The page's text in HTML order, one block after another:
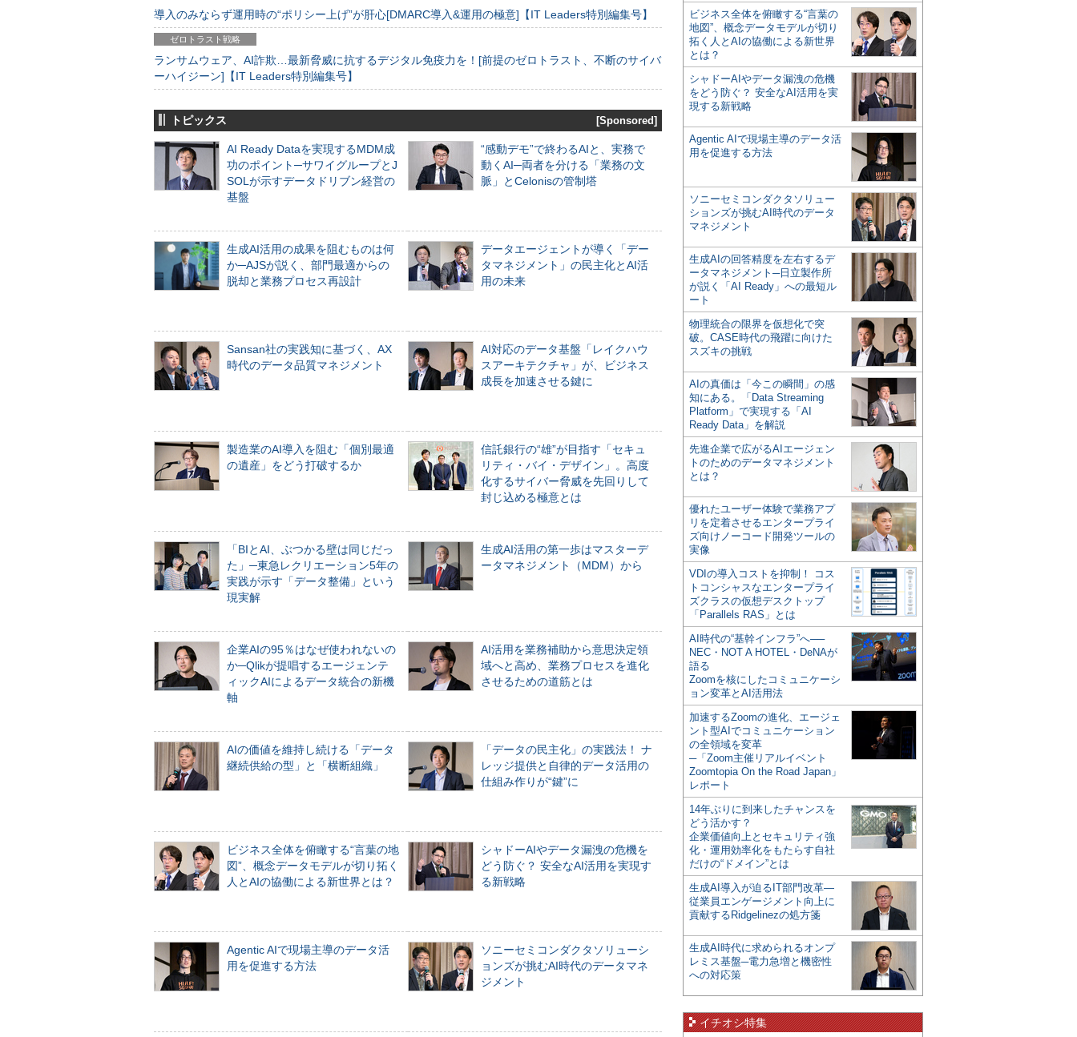
導入のみならず運用時の“ポリシー上げ”が肝心[DMARC導入&運用の極意]【IT Leaders特別編集号】
ゼロトラスト戦略
ランサムウェア、AI詐欺…最新脅威に抗するデジタル免疫力を！[前提のゼロトラスト、不断のサイバ
ーハイジーン]【IT Leaders特別編集号】
トピックス [Sponsored]
AI Ready Dataを実現するMDM成
功のポイント─サワイグループとJ
SOLが示すデータドリブン経営の
基盤
“感動デモ”で終わるAIと、実務で
動くAI─両者を分ける「業務の文
脈」とCelonisの管制塔
生成AI活用の成果を阻むものは何
か─AJSが説く、部門最適からの
脱却と業務プロセス再設計
データエージェントが導く「デー
タマネジメント」の民主化とAI活
用の未来
Sansan社の実践知に基づく、AX
時代のデータ品質マネジメント
AI対応のデータ基盤「レイクハウ
スアーキテクチャ」が、ビジネス
成長を加速させる鍵に
製造業のAI導入を阻む「個別最適
の遺産」をどう打破するか
信託銀行の“雄”が目指す「セキュ
リティ・バイ・デザイン」。高度
化するサイバー脅威を先回りして
封じ込める極意とは
「BIとAI、ぶつかる壁は同じだっ
た」─東急レクリエーション5年の
実践が示す「データ整備」という
現実解
生成AI活用の第一歩はマスターデ
ータマネジメント（MDM）から
企業AIの95％はなぜ使われないの
か─Qlikが提唱するエージェンテ
ィックAIによるデータ統合の新機
軸
AI活用を業務補助から意思決定領
域へと高め、業務プロセスを進化
させるための道筋とは
AIの価値を維持し続ける「データ
継続供給の型」と「横断組織」
「データの民主化」の実践法！ ナ
レッジ提供と自律的データ活用の
仕組み作りが“鍵”に
ビジネス全体を俯瞰する“言葉の地
図”、概念データモデルが切り拓く
人とAIの協働による新世界とは？
シャドーAIやデータ漏洩の危機を
どう防ぐ？ 安全なAI活用を実現す
る新戦略
Agentic AIで現場主導のデータ活
用を促進する方法
ソニーセミコンダクタソリューシ
ョンズが挑むAI時代のデータマネ
ジメント
ビジネス全体を俯瞰する“言葉の
地図”、概念データモデルが切り
拓く人とAIの協働による新世界
とは？
シャドーAIやデータ漏洩の危機
をどう防ぐ？ 安全なAI活用を実
現する新戦略
Agentic AIで現場主導のデータ活
用を促進する方法
ソニーセミコンダクタソリュー
ションズが挑むAI時代のデータ
マネジメント
生成AIの回答精度を左右するデ
ータマネジメント─日立製作所
が説く「AI Ready」への最短ル
ート
物理統合の限界を仮想化で突
破。CASE時代の飛躍に向けた
スズキの挑戦
AIの真価は「今この瞬間」の感
知にある。「Data Streaming
Platform」で実現する「AI
Ready Data」を解説
先進企業で広がるAIエージェン
トのためのデータマネジメント
とは？
優れたユーザー体験で業務アプ
リを定着させるエンタープライ
ズ向けノーコード開発ツールの
実像
VDIの導入コストを抑制！ コス
トコンシャスなエンタープライ
ズクラスの仮想デスクトップ
「Parallels RAS」とは
AI時代の“基幹インフラ”へ──
NEC・NOT A HOTEL・DeNAが
語る
Zoomを核にしたコミュニケーシ
ョン変革とAI活用法
加速するZoomの進化、エージェ
ント型AIでコミュニケーション
の全領域を変革
─「Zoom主催リアルイベント
Zoomtopia On the Road Japan」
レポート
14年ぶりに到来したチャンスを
どう活かす？
企業価値向上とセキュリティ強
化・運用効率化をもたらす自社
だけの“ドメイン”とは
生成AI導入が迫るIT部門改革―
従業員エンゲージメント向上に
貢献するRidgelinezの処方箋
生成AI時代に求められるオンプ
レミス基盤─電力急増と機密性
への対応策
イチオシ特集